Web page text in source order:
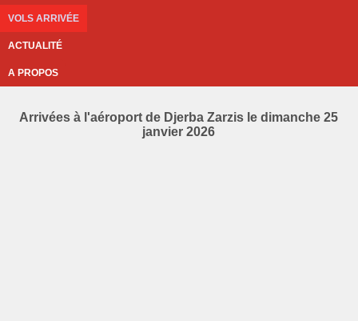
VOLS ARRIVÉE
ACTUALITÉ
A PROPOS
Arrivées à l'aéroport de Djerba Zarzis le dimanche 25
janvier 2026